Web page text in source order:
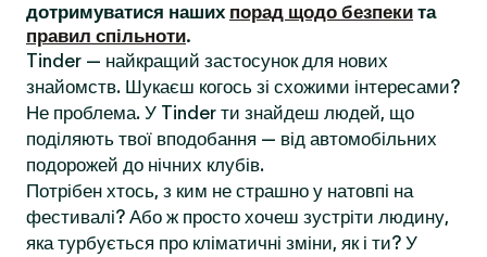
дотримуватися наших порад щодо безпеки та
правил спільноти.
Tinder — найкращий застосунок для нових
знайомств. Шукаєш когось зі схожими інтересами?
Не проблема. У Tinder ти знайдеш людей, що
поділяють твої вподобання — від автомобільних
подорожей до нічних клубів.
Потрібен хтось, з ким не страшно у натовпі на
фестивалі? Або ж просто хочеш зустріти людину,
яка турбується про кліматичні зміни, як і ти? У